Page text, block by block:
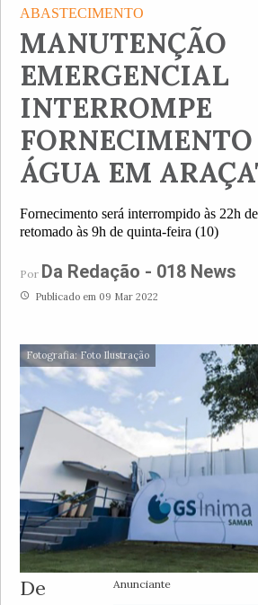
ABASTECIMENTO
MANUTENÇÃO
EMERGENCIAL
INTERROMPE
FORNECIMENTO
ÁGUA EM
Fornecimento será interrompido às 22h
retomado às 9h de quinta-feira (10)
Por Da Redação - 018 News
access_time Publicado em 09 Mar 2022
Fotografia: Foto Ilustração
Anunciante
De